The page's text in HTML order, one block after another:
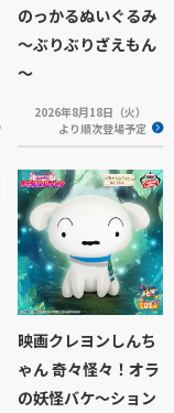
のっかるぬいぐるみ
～ぶりぶりざえもん
～
2026年8月18日（火）
より順次登場予定
映画クレヨンしんち
ゃん 奇々怪々！オラ
の妖怪バケ～ション